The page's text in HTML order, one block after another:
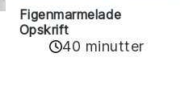
Figenmarmelade
Opskrift
40 minutter